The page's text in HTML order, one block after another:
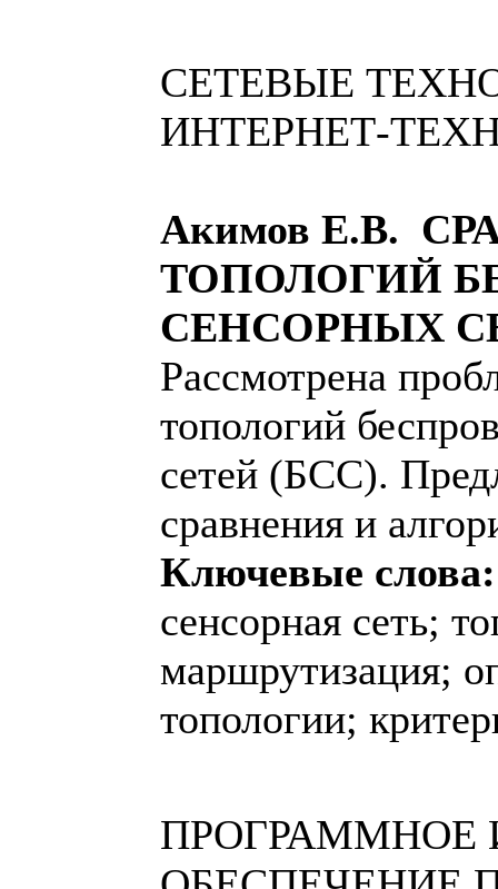
СЕТЕВЫЕ
ИНТЕРНЕТ-
Акимов Е.В.
ТОПОЛОГИЙ
СЕНСОРНЫХ
Рассмотрена
топологий
сетей (БСС).
сравнения и
Ключевые слова:
сенсорная сеть;
маршрутизация;
топологии;
ПРОГРАММНОЕ